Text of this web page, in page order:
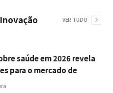
Inovação VER TUDO
saúde em 2026 revela
para o mercado de
cobertura e prevenção